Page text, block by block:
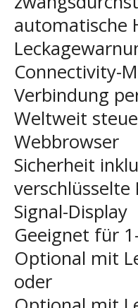
automatische
Connectivity-
Verbindung
Weltweit
Webbrowser
Sicherheit
Signal-Display
Geeignet für
Optional mit
oder